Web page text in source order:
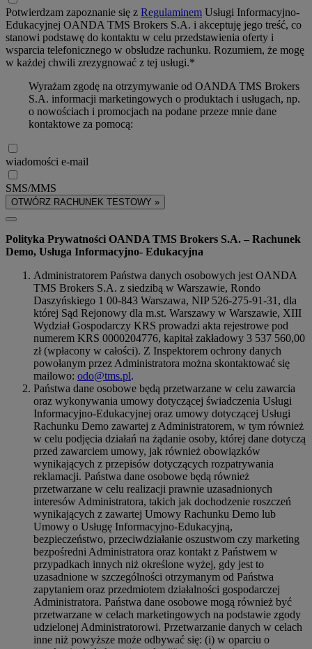
Potwierdzam zapoznanie się z Regulaminem Usługi Informacyjno-
Edukacyjnej OANDA TMS Brokers S.A. i akceptuję jego treść, co
stanowi podstawę do kontaktu w celu przedstawienia oferty i
wsparcia telefonicznego w obsłudze rachunku. Rozumiem, że mogę
w każdej chwili zrezygnować z tej usługi.*
Wyrażam zgodę na otrzymywanie od OANDA TMS Brokers
S.A. informacji marketingowych o produktach i usługach, np.
o nowościach i promocjach na podane przeze mnie dane
kontaktowe za pomocą:
wiadomości e-mail
SMS/MMS
OTWÓRZ RACHUNEK TESTOWY »
Polityka Prywatności OANDA TMS Brokers S.A. – Rachunek
Demo, Usługa Informacyjno- Edukacyjna
Administratorem Państwa danych osobowych jest OANDA
TMS Brokers S.A. z siedzibą w Warszawie, Rondo
Daszyńskiego 1 00-843 Warszawa, NIP 526-275-91-31, dla
której Sąd Rejonowy dla m.st. Warszawy w Warszawie, XIII
Wydział Gospodarczy KRS prowadzi akta rejestrowe pod
numerem KRS 0000204776, kapitał zakładowy 3 537 560,00
zł (wpłacony w całości). Z Inspektorem ochrony danych
powołanym przez Administratora można skontaktować się
mailowo: odo@tms.pl.
Państwa dane osobowe będą przetwarzane w celu zawarcia
oraz wykonywania umowy dotyczącej świadczenia Usługi
Informacyjno-Edukacyjnej oraz umowy dotyczącej Usługi
Rachunku Demo zawartej z Administratorem, w tym również
w celu podjęcia działań na żądanie osoby, której dane dotyczą
przed zawarciem umowy, jak również obowiązków
wynikających z przepisów dotyczących rozpatrywania
reklamacji. Państwa dane osobowe będą również
przetwarzane w celu realizacji prawnie uzasadnionych
interesów Administratora, takich jak dochodzenie roszczeń
wynikających z zawartej Umowy Rachunku Demo lub
Umowy o Usługę Informacyjno-Edukacyjną,
bezpieczeństwo, przeciwdziałanie oszustwom czy marketing
bezpośredni Administratora oraz kontakt z Państwem w
przypadkach innych niż określone wyżej, gdy jest to
uzasadnione w szczególności otrzymanym od Państwa
zapytaniem oraz przedmiotem działalności gospodarczej
Administratora. Państwa dane osobowe mogą również być
przetwarzane w celach marketingowych na podstawie zgody
udzielonej Administratorowi. Przetwarzanie danych w celach
inne niż powyższe może odbywać się: (i) w oparciu o